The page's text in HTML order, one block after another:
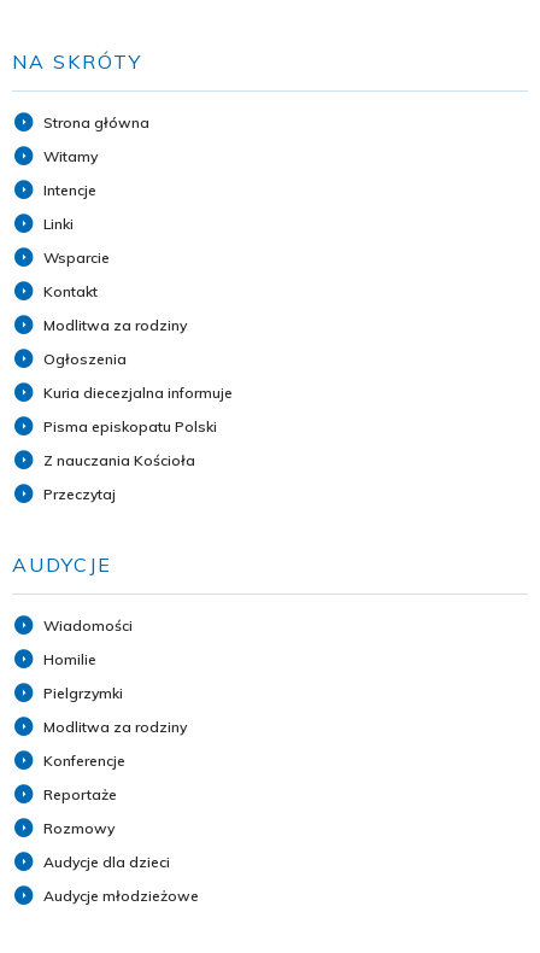
NA SKRÓTY
Strona główna
Witamy
Intencje
Linki
Wsparcie
Kontakt
Modlitwa za rodziny
Ogłoszenia
Kuria diecezjalna informuje
Pisma episkopatu Polski
Z nauczania Kościoła
Przeczytaj
AUDYCJE
Wiadomości
Homilie
Pielgrzymki
Modlitwa za rodziny
Konferencje
Reportaże
Rozmowy
Audycje dla dzieci
Audycje młodzieżowe